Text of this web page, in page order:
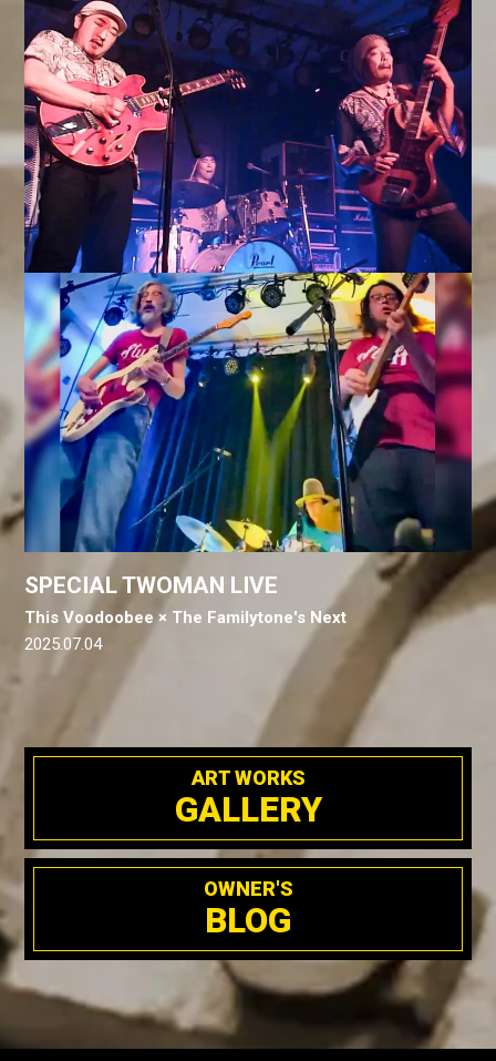
SPECIAL TWOMAN LIVE
This Voodoobee × The Familytone's Next
2025.07.04
ART WORKS
GALLERY
OWNER'S
BLOG